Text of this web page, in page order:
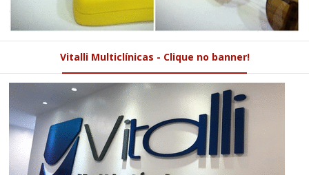
Vitalli Multiclínicas - Clique no banner!